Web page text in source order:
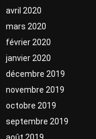
avril 2020
mars 2020
février 2020
janvier 2020
décembre 2019
novembre 2019
octobre 2019
septembre 2019